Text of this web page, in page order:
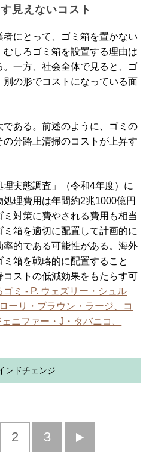
見えないコスト
にとって、ゴミ箱を置かない
しろゴミ箱を設置する理由は
一方、社会全体で見ると、ゴ
別の形でコストになっている面
ある。前述のように、ゴミの
分路上清掃のコストが上昇す
実態調査」（令和4年度）に
理費用は年間約2兆1000億円
対策に費やされる費用も相当
箱を適切に配置して計画的に
的である可能性がある。海外
箱を戦略的に配置すること
ストの低減効果をもたらす可
ゴミ - P. ウェズリー・シュル
ーリ・ブラウン・ラージ、コ
ニファー・J・タバニコ、
ンドチェンジ
2 3